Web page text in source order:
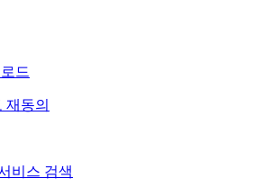
드
재동의
비스 검색